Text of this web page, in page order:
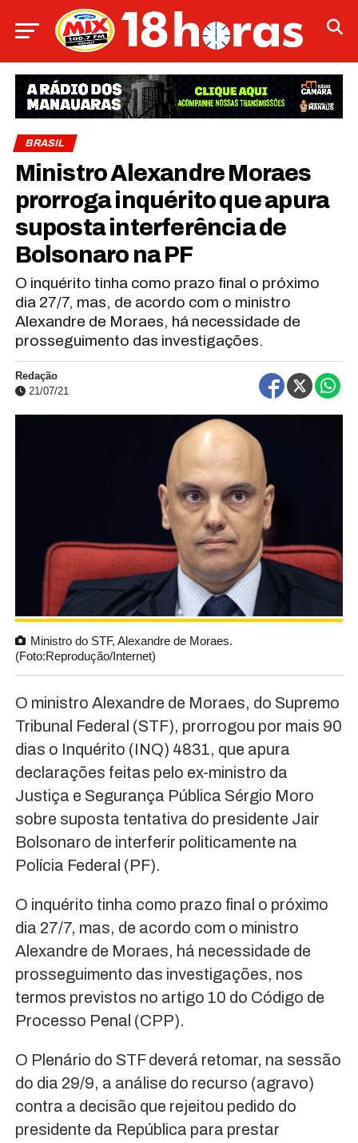
BRASIL
Ministro Alexandre Moraes
prorroga inquérito que apura
suposta interferência de
Bolsonaro na PF
O inquérito tinha como prazo final o próximo
dia 27/7, mas, de acordo com o ministro
Alexandre de Moraes, há necessidade de
prosseguimento das investigações.
Redação
21/07/21
Ministro do STF, Alexandre de Moraes.
(Foto:Reprodução/Internet)
O ministro Alexandre de Moraes, do Supremo
Tribunal Federal (STF), prorrogou por mais 90
dias o Inquérito (INQ) 4831, que apura
declarações feitas pelo ex-ministro da
Justiça e Segurança Pública Sérgio Moro
sobre suposta tentativa do presidente Jair
Bolsonaro de interferir politicamente na
Polícia Federal (PF).
O inquérito tinha como prazo final o próximo
dia 27/7, mas, de acordo com o ministro
Alexandre de Moraes, há necessidade de
prosseguimento das investigações, nos
termos previstos no artigo 10 do Código de
Processo Penal (CPP).
O Plenário do STF deverá retomar, na sessão
do dia 29/9, a análise do recurso (agravo)
contra a decisão que rejeitou pedido do
presidente da República para prestar